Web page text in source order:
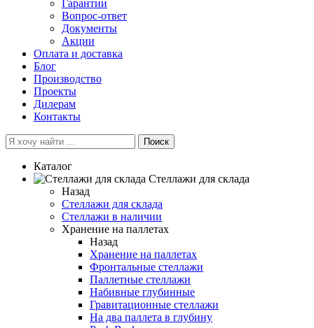
Гарантии
Вопрос-ответ
Документы
Акции
Оплата и доставка
Блог
Производство
Проекты
Дилерам
Контакты
Поиск
Каталог
Cтеллажи для склада
Назад
Cтеллажи для склада
Стеллажи в наличии
Хранение на паллетах
Назад
Хранение на паллетах
Фронтальные стеллажи
Паллетные стеллажи
Набивные глубинные
Гравитационные стеллажи
На два паллета в глубину